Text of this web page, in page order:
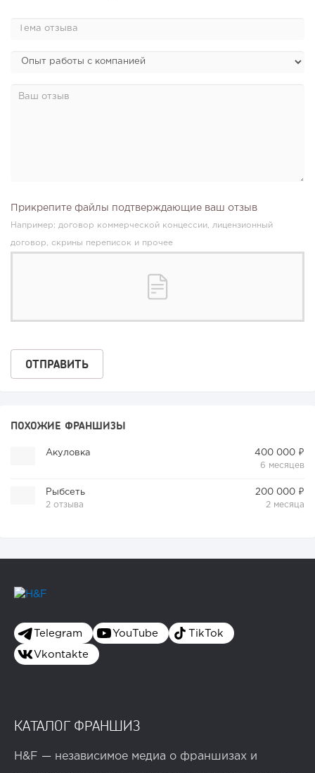
Прикрепите файлы подтверждающие ваш отзыв
Например: договор коммерческой концессии, лицензионный
договор, скрины переписок и прочее
ПОХОЖИЕ ФРАНШИЗЫ
Акуловка
400 000 ₽
6 месяцев
Рыбсеть
2 отзыва
200 000 ₽
2 месяца
Telegram YouTube TikTok
Vkontakte
КАТАЛОГ ФРАНШИЗ
H&F — независимое медиа о франшизах и